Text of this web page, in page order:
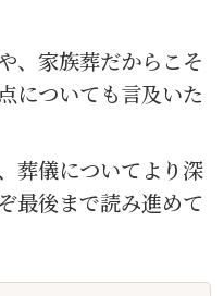
、家族葬だからこそ
についても言及いた
葬儀についてより深
最後まで読み進めて